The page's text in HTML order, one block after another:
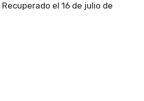
el 16 de julio de